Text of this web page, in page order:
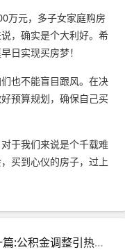
万元，多子女家庭购房
，确实是个大利好。希
日实现买房梦！
也不能盲目跟风。在决
预算规划，确保自己买
于我们来说是个千载难
买到心仪的房子，过上
下一篇:公积金调整引热议：从12%到5%，如何平衡钱包与未来？#理财策略解读